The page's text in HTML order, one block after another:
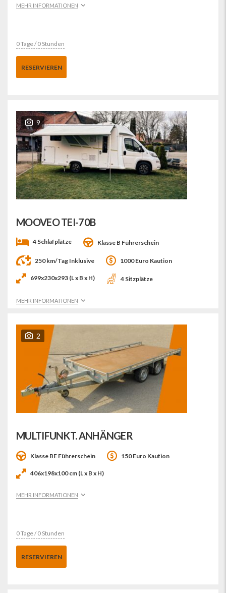
MEHR INFORMATIONEN
0 Tage / 0 Stunden
RESERVIEREN
9
MOOVEO TEI-70B
4 Schlafplätze Klasse B Führerschein
250 km/Tag Inklusive 1000 Euro Kaution
699x230x293 (L x B x H) 4 Sitzplätze
MEHR INFORMATIONEN
2
MULTIFUNKT. ANHÄNGER
Klasse BE Führerschein 150 Euro Kaution
406x198x100 cm (L x B x H)
MEHR INFORMATIONEN
0 Tage / 0 Stunden
RESERVIEREN